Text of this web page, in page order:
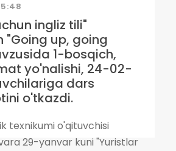
ingliz tili"
"Going up, going
1-bosqich,
yo'nalishi, 24-02-
dars
o'tkazdi.
texnikumi o'qituvchisi
29-yanvar kuni "Yuristlar